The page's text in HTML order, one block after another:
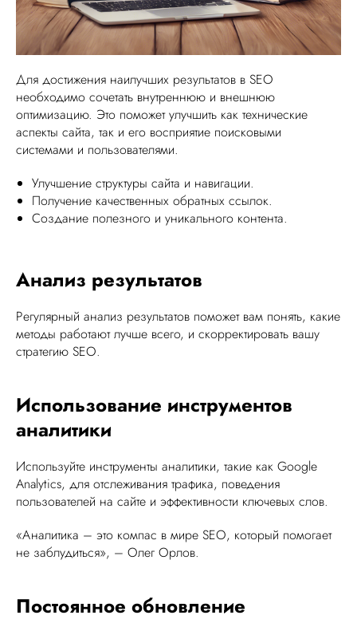
Для достижения наилучших результатов в SEO
необходимо сочетать внутреннюю и внешнюю
оптимизацию. Это поможет улучшить как технические
аспекты сайта, так и его восприятие поисковыми
системами и пользователями.
Улучшение структуры сайта и навигации.
Получение качественных обратных ссылок.
Создание полезного и уникального контента.
Анализ результатов
Регулярный анализ результатов поможет вам понять, какие
методы работают лучше всего, и скорректировать вашу
стратегию SEO.
Использование инструментов
аналитики
Используйте инструменты аналитики, такие как Google
Analytics, для отслеживания трафика, поведения
пользователей на сайте и эффективности ключевых слов.
«Аналитика – это компас в мире SEO, который помогает
не заблудиться», – Олег Орлов.
Постоянное обновление